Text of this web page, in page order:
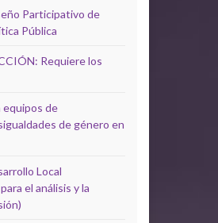
Participativo de
Pública
Requiere los
equipos de
de género en
Local
el análisis y la